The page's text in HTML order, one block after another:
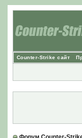
Counter-Strike сайт